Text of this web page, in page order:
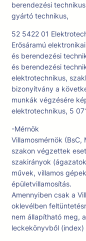
berendezési
gyártó technikus,
52 5422 01
Erősáramú
és berendezési
és berendezési
elektrotechnikus,
bizonyítvány a
munkák végzésére
elektrotechnikus, 5
-Mérnök
Villamosmérnök (BsC,
szakon végzettek
szakirányok
művek, villamos
épületvillamosítás.
Amennyiben csak a
oklevélben
nem állapítható meg,
leckekönyvből (index)